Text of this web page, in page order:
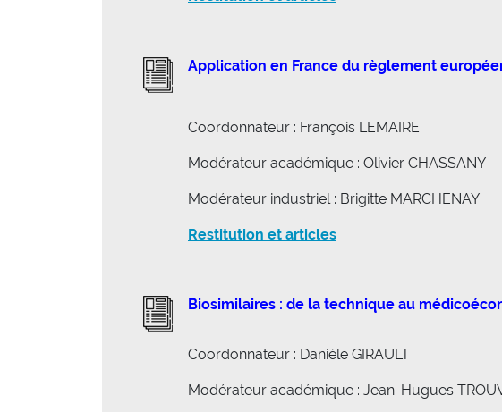
Application en France du règlement
Coordonnateur : François LEMAIRE
Modérateur académique : Olivier CHASSANY
Modérateur industriel : Brigitte MARCHENAY
Restitution et articles
Biosimilaires : de la technique au
Coordonnateur : Danièle GIRAULT
Modérateur académique : Jean-Hugues